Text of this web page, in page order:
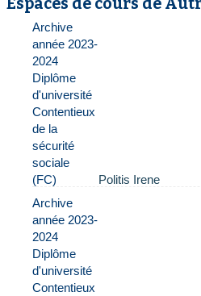
Espaces de cours de
Archive
année 2023-
2024
Diplôme
d'université
Contentieux
de la
sécurité
sociale
(FC)
Politis Irene
Archive
année 2023-
2024
Diplôme
d'université
Contentieux